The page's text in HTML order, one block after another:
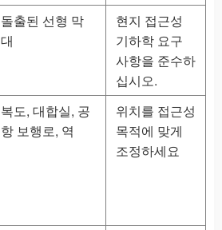
돌출된 선형 막
대
현지 접근성
기하학 요구
사항을 준수하
십시오.
복도, 대합실, 공
항 보행로, 역
위치를 접근성
목적에 맞게
조정하세요